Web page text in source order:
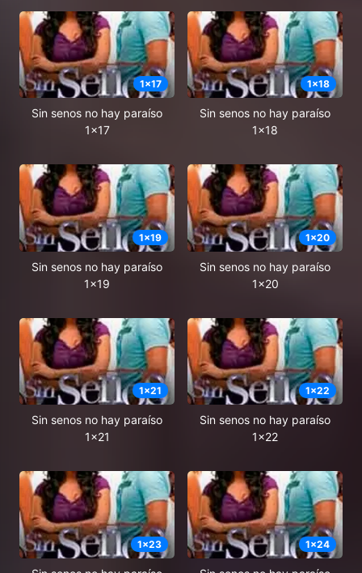
1x17
Sin senos no hay paraíso
1x17
1x18
Sin senos no hay paraíso
1x18
1x19
Sin senos no hay paraíso
1x19
1x20
Sin senos no hay paraíso
1x20
1x21
Sin senos no hay paraíso
1x21
1x22
Sin senos no hay paraíso
1x22
1x23 1x24